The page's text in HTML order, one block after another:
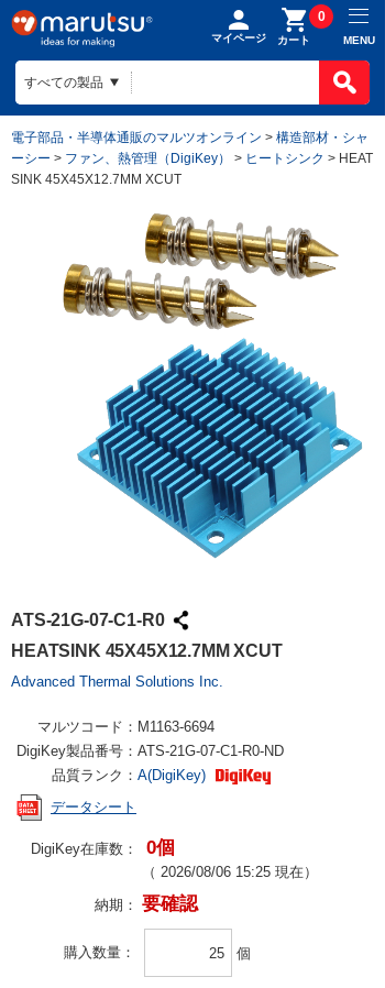
マイページ カート
0
MENU
電子部品・半導体通販のマルツオンライン > 構造部材・シャ
ーシー > ファン、熱管理（DigiKey） > ヒートシンク > HEAT
SINK 45X45X12.7MM XCUT
ATS-21G-07-C1-R0
HEATSINK 45X45X12.7MM XCUT
Advanced Thermal Solutions Inc.
マルツコード： M1163-6694
DigiKey製品番号： ATS-21G-07-C1-R0-ND
品質ランク： A(DigiKey)
データシート
DigiKey在庫数： 0個
（ 2026/08/06 15:25 現在）
納期： 要確認
購入数量 個